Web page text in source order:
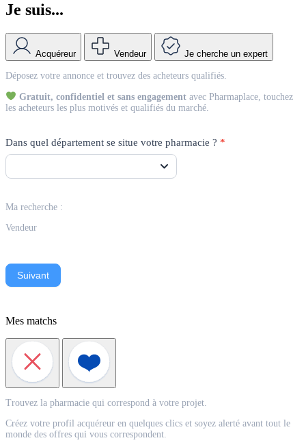
Je suis...
Acquéreur Vendeur Je cherche un expert
Vendeur
Déposez votre annonce et trouvez des acheteurs qualifiés.
Gratuit, confidentiel et sans engagement avec Pharmaplace, touchez
les acheteurs les plus motivés et qualifiés du marché.
Dans quel département se situe votre pharmacie ? *
Ma recherche :
Vendeur
Suivant
Mes matchs
Acquéreur
Trouvez la pharmacie qui correspond à votre projet.
Créez votre profil acquéreur en quelques clics et soyez alerté avant tout le
monde des offres qui vous correspondent.